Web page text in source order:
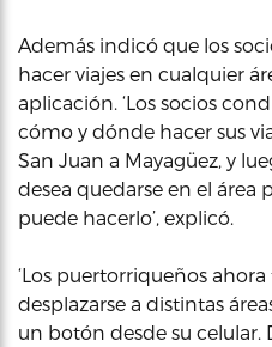
Además indicó que los
hacer viajes en cualquier
aplicación. ‘Los socios
cómo y dónde hacer sus
San Juan a Mayagüez, y
desea quedarse en el área
puede hacerlo’, explicó.
‘Los puertorriqueños
desplazarse a distintas
un botón desde su celular.